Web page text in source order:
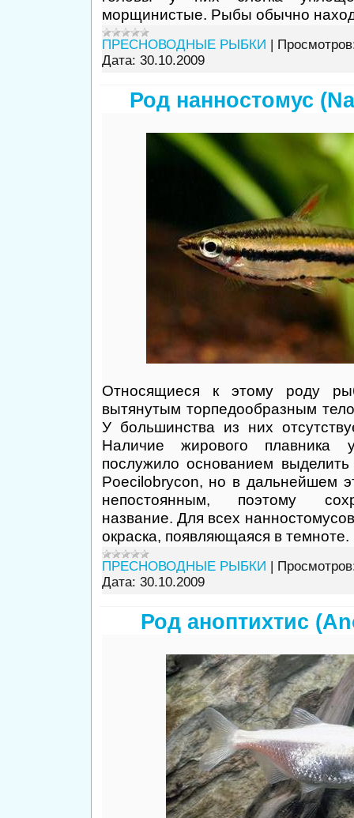
морщинистые. Рыбы обычно
ПРЕСНОВОДНЫЕ РЫБКИ |
Дата: 30.10.2009
Род нанностомус
Относящиеся к этому роду
вытянутым торпедообразным
У большинства из них
Наличие жирового плавника
послужило основанием
Poecilobrycon, но в дальнейшем
непостоянным, поэтому
название. Для всех
окраска, появляющаяся в темноте.
ПРЕСНОВОДНЫЕ РЫБКИ |
Дата: 30.10.2009
Род аноптихтис